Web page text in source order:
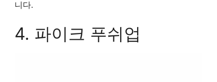
니다.
4. 파이크 푸쉬업